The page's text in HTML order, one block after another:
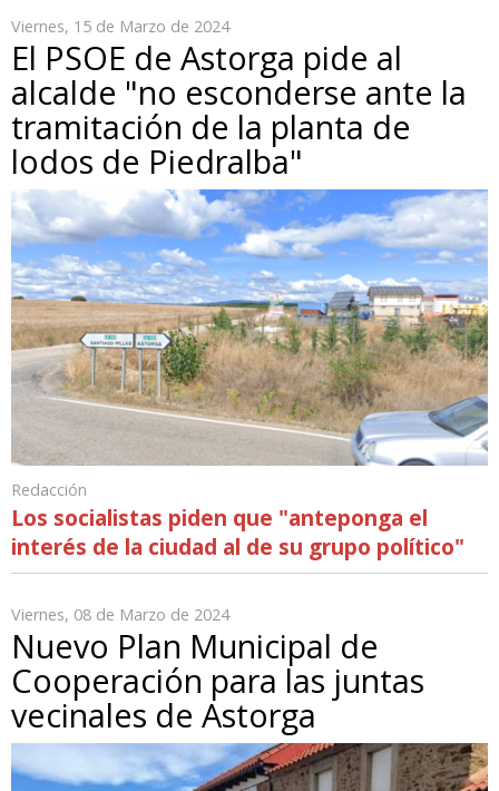
Viernes, 15 de Marzo de 2024
El PSOE de Astorga pide al
alcalde "no esconderse ante la
tramitación de la planta de
lodos de Piedralba"
Redacción
Los socialistas piden que "anteponga el
interés de la ciudad al de su grupo político"
Viernes, 08 de Marzo de 2024
Nuevo Plan Municipal de
Cooperación para las juntas
vecinales de Astorga